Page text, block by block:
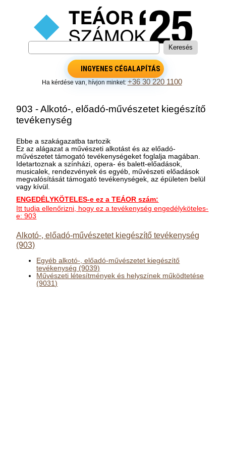
INGYENES CÉGALAPÍTÁS
Ha kérdése van, hívjon minket:+36 30 220 1100
903 - Alkotó-, előadó-művészetet kiegészítő
tevékenység
Ebbe a szakágazatba tartozik
Ez az alágazat a művészeti alkotást és az előadó-
művészetet támogató tevékenységeket foglalja magában.
Idetartoznak a színházi, opera- és balett-előadások,
musicalek, rendezvények és egyéb, művészeti előadások
megvalósítását támogató tevékenységek, az épületen belül
vagy kívül.
ENGEDÉLYKÖTELES-e ez a TEÁOR szám:
Itt tudja ellenőrizni, hogy ez a tevékenység engedélyköteles-
e: 903
Alkotó-, előadó-művészetet kiegészítő tevékenység
(903)
Egyéb alkotó-, előadó-művészetet kiegészítő
tevékenység (9039)
Művészeti létesítmények és helyszínek működtetése
(9031)